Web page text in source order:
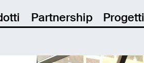
Partnership Progetti